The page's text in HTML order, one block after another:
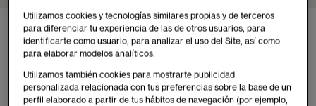
Ventajas del Programa Barcelona
Desarrolla competencias específicas para
Utilizamos cookies y tecnologías similares propias y de terceros
para diferenciar tu experiencia de las de otros usuarios, para
identificarte como usuario, para analizar el uso del Site, así como
para elaborar modelos analíticos.
Utilizamos también cookies para mostrarte publicidad
personalizada relacionada con tus preferencias sobre la base de un
perfil elaborado a partir de tus hábitos de navegación (por ejemplo,